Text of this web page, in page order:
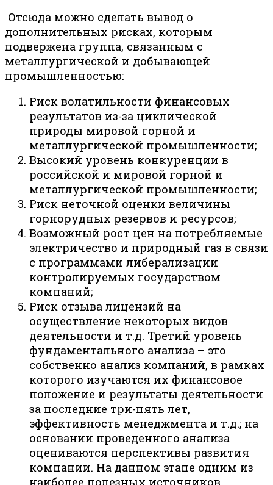
Отсюда можно сделать вывод о
дополнительных рисках, которым
подвержена группа, связанным с
металлургической и добывающей
промышленностью:
Риск волатильности финансовых
результатов из-за циклической
природы мировой горной и
металлургической промышленности;
Высокий уровень конкуренции в
российской и мировой горной и
металлургической промышленности;
Риск неточной оценки величины
горнорудных резервов и ресурсов;
Возможный рост цен на потребляемые
электричество и природный газ в связи
с программами либерализации
контролируемых государством
компаний;
Риск отзыва лицензий на
осуществление некоторых видов
деятельности и т.д. Третий уровень
фундаментального анализа – это
собственно анализ компаний, в рамках
которого изучаются их финансовое
положение и результаты деятельности
за последние три-пять лет,
эффективность менеджмента и т.д.; на
основании проведенного анализа
оцениваются перспективы развития
компании. На данном этапе одним из